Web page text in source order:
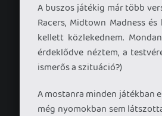
A buszos játékig már több
Racers, Midtown Madness
kellett közlekednem.
érdeklődve néztem, a
ismerős a szituáció?)
A mostanra minden játékban
még nyomokban sem